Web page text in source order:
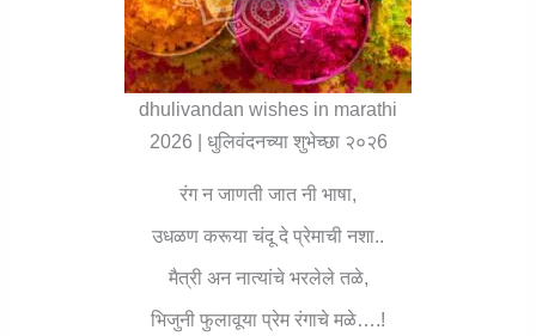
dhulivandan wishes in marathi
2026 | धुलिवंदनच्या शुभेच्छा २०२6
रंग न जाणती जात नी भाषा,
उधळण करूया चंदू दे प्रेमाची नशा..
मैत्री अन नात्यांचे भरलेले तळे,
भिजुनी फुलावूया प्रेम रंगाचे मळे….!